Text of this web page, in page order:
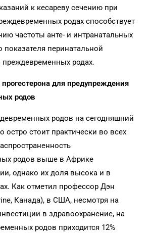
к кесареву сечению при
родах способствует
частоты анте- и интранатальных
показателя перинатальной
преждевременных родах.
для предупреждения
родов
родов на сегодняшний
остро стоит практически во всех
родов выше в Африке
однако их доля высока и в
Как отметил профессор Дэн
Канада), в США, несмотря на
в здравоохранение, на
родов приходится 12%